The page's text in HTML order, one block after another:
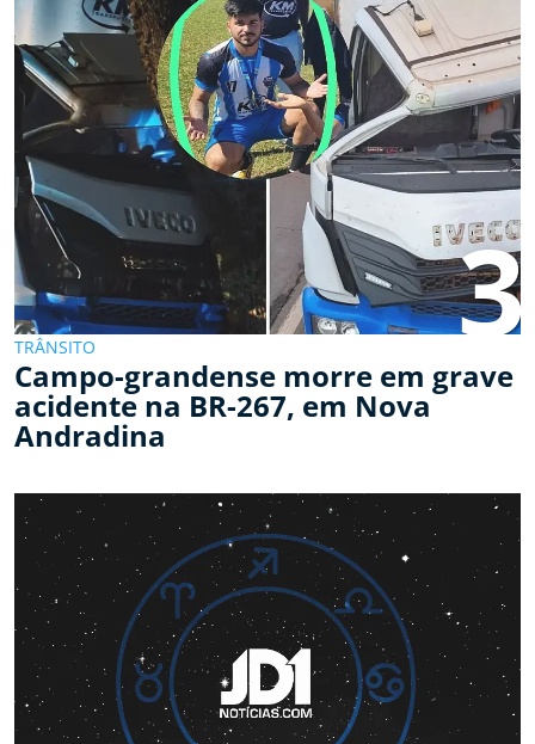
3
TRÂNSITO
Campo-grandense morre em grave
acidente na BR-267, em Nova
Andradina